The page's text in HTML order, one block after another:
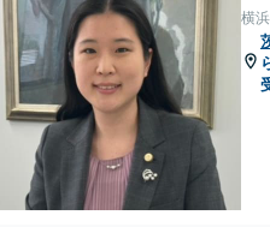
横